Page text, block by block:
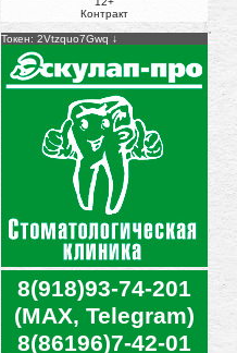
Контракт
Токен: 2Vtzquo7Gwq
8(918)93-74-201
(MAX, Telegram)
8(86196)7-42-01